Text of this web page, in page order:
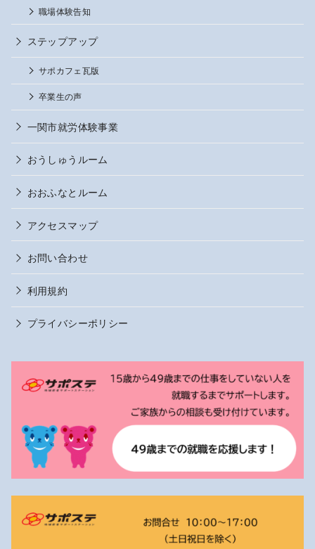
職場体験告知
ステップアップ
サポカフェ瓦版
卒業生の声
一関市就労体験事業
おうしゅうルーム
おおふなとルーム
アクセスマップ
お問い合わせ
利用規約
プライバシーポリシー